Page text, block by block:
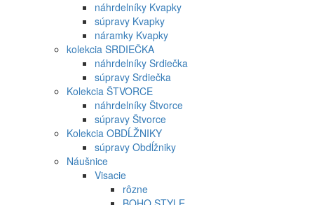
náhrdelníky Kvapky
súpravy Kvapky
náramky Kvapky
kolekcia SRDIEČKA
náhrdelníky Srdiečka
súpravy Srdiečka
Kolekcia ŠTVORCE
náhrdelníky Štvorce
súpravy Štvorce
Kolekcia OBDĹŽNIKY
súpravy Obdĺžniky
Náušnice
Visacie
rôzne